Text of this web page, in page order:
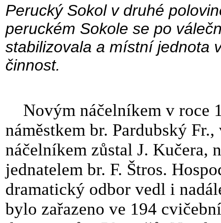
Perucký Sokol v druhé
peruckém Sokole se po
stabilizovala a místní jednota
činnost.
Novým náčelníkem v roce
náměstkem br. Pardubský
náčelníkem zůstal J. Kučera,
jednatelem br. F. Štros.
dramatický odbor vedl i
bylo zařazeno ve 194